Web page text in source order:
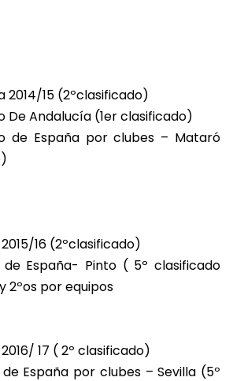
2014/15 (2ºclasificado)
Andalucía (1er clasificado)
de España por clubes – Mataró
16 (2ºclasificado)
España- Pinto ( 5º clasificado
2ºos por equipos
17 ( 2º clasificado)
España por clubes – Sevilla (5º